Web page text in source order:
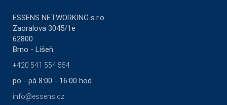
ESSENS NETWORKING s.r.o.
Zaoralova 3045/1e
62800
Brno - Líšeň
+420 541 554 554
po - pá 8:00 - 16:00 hod.
info@essens.cz